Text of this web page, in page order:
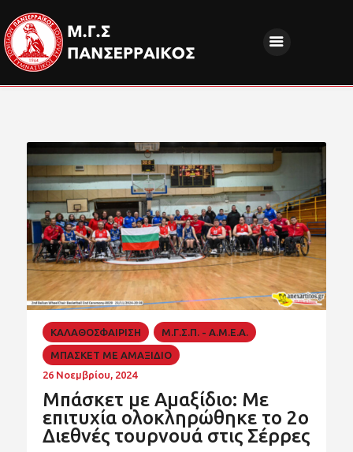
ΑΚΑΔΗΜΙΕΣ
ΦΙΛΑΘΛΟΙ
EUROPEAN PROGRAMS
ΚΟΙΝΩΝΙΚΗ ΕΥΘΥΝΗ
ΧΟΡΗΓΟΙ
FANZONE
ΚΑΛΑΘΟΣΦΑΙΡΙΣΗ Μ.Γ.Σ.Π. - Α.Μ.Ε.Α.
ΜΠΑΣΚΕΤ ΜΕ ΑΜΑΞΙΔΙΟ
26 Νοεμβρίου, 2024
Μπάσκετ με Αμαξίδιο: Με
επιτυχία ολοκληρώθηκε το 2ο
Διεθνές τουρνουά στις Σέρρες